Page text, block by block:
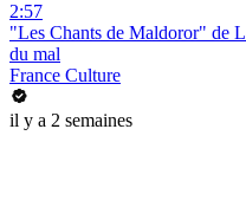
2:57
"Les Chants de Maldoror" de
du mal
France Culture
il y a 2 semaines